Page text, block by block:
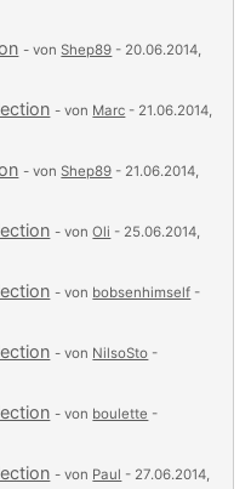
- vonShep89 - 20.06.2014,
- von Marc - 21.06.2014,
- vonShep89 - 21.06.2014,
- vonOli - 25.06.2014,
- von bobsenhimself -
- von NilsoSto -
- von boulette -
- von Paul - 27.06.2014,